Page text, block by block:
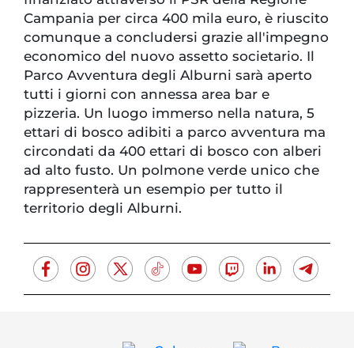
Campania per circa 400 mila euro, è riuscito
comunque a concludersi grazie all'impegno
economico del nuovo assetto societario. Il
Parco Avventura degli Alburni sarà aperto
tutti i giorni con annessa area bar e
pizzeria. Un luogo immerso nella natura, 5
ettari di bosco adibiti a parco avventura ma
circondati da 400 ettari di bosco con alberi
ad alto fusto. Un polmone verde unico che
rappresenterà un esempio per tutto il
territorio degli Alburni.